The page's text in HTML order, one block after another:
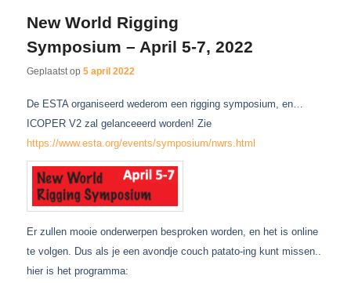
New World Rigging
Symposium – April 5-7, 2022
Geplaatst op5 april 2022
De ESTA organiseerd wederom een rigging symposium, en…
ICOPER V2 zal gelanceeerd worden! Zie
https://www.esta.org/events/symposium/nwrs.html
Er zullen mooie onderwerpen besproken worden, en het is online
te volgen. Dus als je een avondje couch patato-ing kunt missen..
hier is het programma: